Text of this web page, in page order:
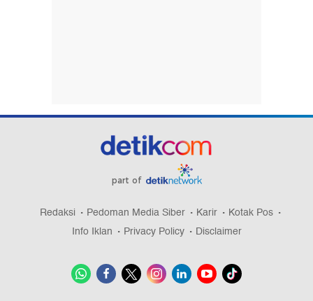
part of
Redaksi Pedoman Media Siber Karir
Kotak Pos
Info Iklan
Privacy Policy Disclaimer